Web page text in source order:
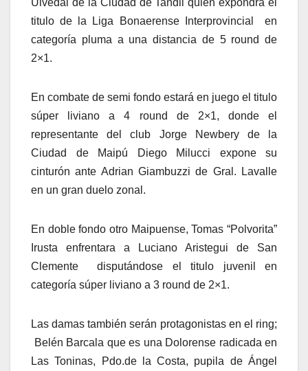
Ulvedal de la Ciudad de Tandil quien expondrá el
titulo de la Liga Bonaerense Interprovincial en
categoría pluma a una distancia de 5 round de
2×1.
En combate de semi fondo estará en juego el titulo
súper liviano a 4 round de 2×1, donde el
representante del club Jorge Newbery de la
Ciudad de Maipú Diego Milucci expone su
cinturón ante Adrian Giambuzzi de Gral. Lavalle
en un gran duelo zonal.
En doble fondo otro Maipuense, Tomas “Polvorita”
Irusta enfrentara a Luciano Aristegui de San
Clemente disputándose el titulo juvenil en
categoría súper liviano a 3 round de 2×1.
Las damas también serán protagonistas en el ring;
Belén Barcala que es una Dolorense radicada en
Las Toninas, Pdo.de la Costa, pupila de Ángel